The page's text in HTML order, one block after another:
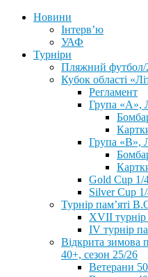
Новини
Інтерв’ю
УАФ
Турніри
Пляжний футбол/
Кубок області
Регламент
Група «А»,
Група «В»,
Gold Cup 1/
Silver Cup
Турнір пам’яті
XVII турнір
IV турнір
Відкрита зимова
40+, сезон 25/26
Ветерани